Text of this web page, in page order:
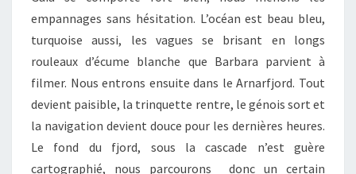
empannages sans hésitation. L’océan est beau bleu,
turquoise aussi, les vagues se brisant en longs
rouleaux d’écume blanche que Barbara parvient à
filmer. Nous entrons ensuite dans le Arnarfjord. Tout
devient paisible, la trinquette rentre, le génois sort et
la navigation devient douce pour les dernières heures.
Le fond du fjord, sous la cascade n’est guère
cartographié, nous parcourons donc un certain